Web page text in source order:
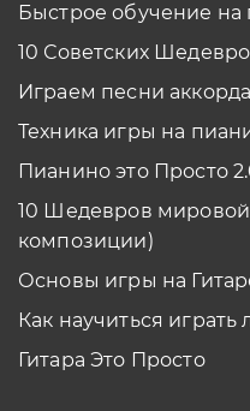
Как проходить
помощью
Быстрое обучение на
10 Советских
Играем песни
Техника игры на
Пианино это Просто
10 Шедевров
композиции)
Основы игры на
Как научиться
Гитара Это Просто